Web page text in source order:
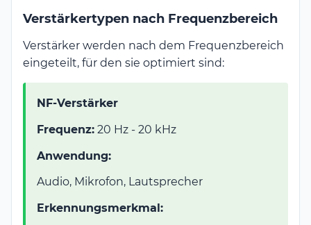
Verstärkertypen nach Frequenzbereich
Verstärker werden nach dem Frequenzbereich
eingeteilt, für den sie optimiert sind:
NF-Verstärker
Frequenz: 20 Hz - 20 kHz
Anwendung:
Audio, Mikrofon, Lautsprecher
Erkennungsmerkmal: